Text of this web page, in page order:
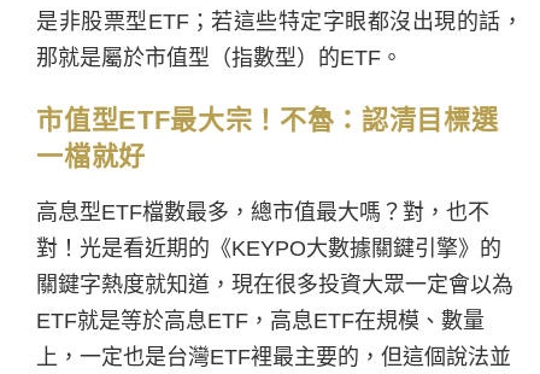
是非股票型ETF；若這些特定字眼都沒出現的話，
那就是屬於市值型（指數型）的ETF。
市值型ETF最大宗！不魯：認清目標選
一檔就好
高息型ETF檔數最多，總市值最大嗎？對，也不
對！光是看近期的《KEYPO大數據關鍵引擎》的
關鍵字熱度就知道，現在很多投資大眾一定會以為
ETF就是等於高息ETF ，高息ETF在規模、數量
上，一定也是台灣ETF裡最主要的，但這個說法並